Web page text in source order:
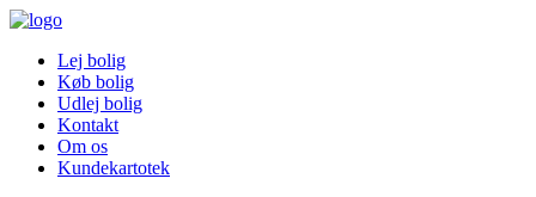
Lej bolig
Køb bolig
Udlej bolig
Kontakt
Om os
Kundekartotek